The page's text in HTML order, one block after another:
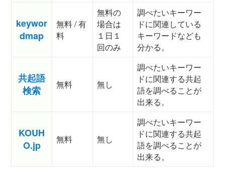
keywor
dmap
無料 / 有
料
無料の
場合は
１日１
回のみ
調べたいキーワー
ドに関連している
キーワードなども
分かる。
共起語
検索
無料 無し
調べたいキーワー
ドに関連する共起
語を調べることが
出来る。
KOUH
O.jp
無料 無し
調べたいキーワー
ドに関連する共起
語を調べることが
出来る。